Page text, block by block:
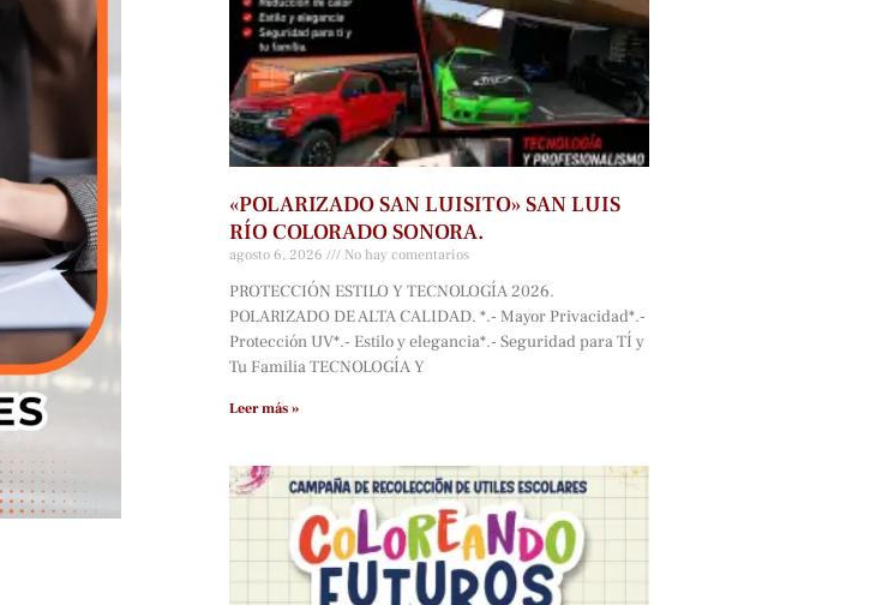
«POLARIZADO SAN LUISITO» SAN LUIS
RÍO COLORADO SONORA.
agosto 6, 2026 No hay comentarios
PROTECCIÓN ESTILO Y TECNOLOGÍA 2026.
POLARIZADO DE ALTA CALIDAD. *.- Mayor Privacidad*.-
Protección UV*.- Estilo y elegancia*.- Seguridad para TÍ y
Tu Familia TECNOLOGÍA Y
Leer más »